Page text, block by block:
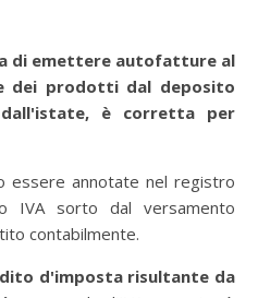
di emettere autofatture al
dei prodotti dal deposito
è corretta per
essere annotate nel registro
IVA sorto dal versamento
contabilmente.
d'imposta risultante da